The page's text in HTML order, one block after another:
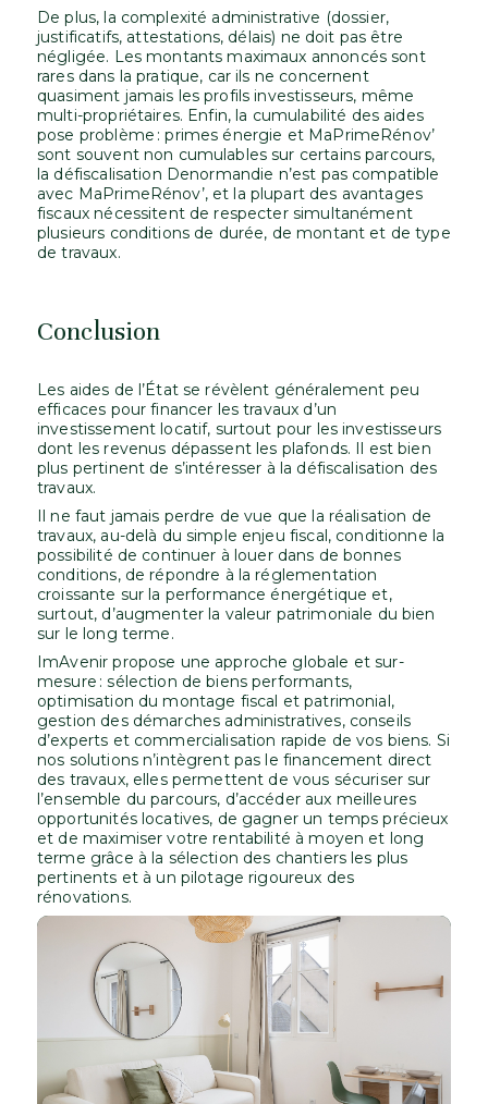
De plus, la complexité administrative (dossier,
justificatifs, attestations, délais) ne doit pas être
négligée. Les montants maximaux annoncés sont
rares dans la pratique, car ils ne concernent
quasiment jamais les profils investisseurs, même
multi-propriétaires. Enfin, la cumulabilité des aides
pose problème : primes énergie et MaPrimeRénov’
sont souvent non cumulables sur certains parcours,
la défiscalisation Denormandie n’est pas compatible
avec MaPrimeRénov’, et la plupart des avantages
fiscaux nécessitent de respecter simultanément
plusieurs conditions de durée, de montant et de type
de travaux.
Conclusion
Les aides de l’État se révèlent généralement peu
efficaces pour financer les travaux d’un
investissement locatif, surtout pour les investisseurs
dont les revenus dépassent les plafonds. Il est bien
plus pertinent de s’intéresser à la défiscalisation des
travaux.
Il ne faut jamais perdre de vue que la réalisation de
travaux, au-delà du simple enjeu fiscal, conditionne la
possibilité de continuer à louer dans de bonnes
conditions, de répondre à la réglementation
croissante sur la performance énergétique et,
surtout, d’augmenter la valeur patrimoniale du bien
sur le long terme.
ImAvenir propose une approche globale et sur-
mesure : sélection de biens performants,
optimisation du montage fiscal et patrimonial,
gestion des démarches administratives, conseils
d’experts et commercialisation rapide de vos biens. Si
nos solutions n’intègrent pas le financement direct
des travaux, elles permettent de vous sécuriser sur
l’ensemble du parcours, d’accéder aux meilleures
opportunités locatives, de gagner un temps précieux
et de maximiser votre rentabilité à moyen et long
terme grâce à la sélection des chantiers les plus
pertinents et à un pilotage rigoureux des
rénovations.